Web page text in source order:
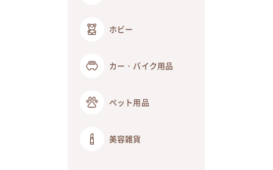
ホビー
カー・バイク用品
ペット用品
美容雑貨